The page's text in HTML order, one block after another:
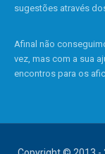
sugestões através
Afinal não
vez, mas com a sua
encontros para os